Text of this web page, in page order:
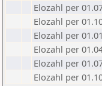
Elozahl per
Elozahl per
Elozahl per
Elozahl per
Elozahl per
Elozahl per